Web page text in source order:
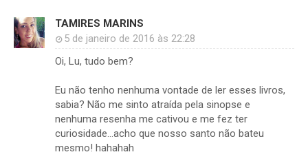
TAMIRES MARINS
5 de janeiro de 2016 às 22:28
Oi, Lu, tudo bem?
Eu não tenho nenhuma vontade de ler esses livros,
sabia? Não me sinto atraída pela sinopse e
nenhuma resenha me cativou e me fez ter
curiosidade...acho que nosso santo não bateu
mesmo! hahahah